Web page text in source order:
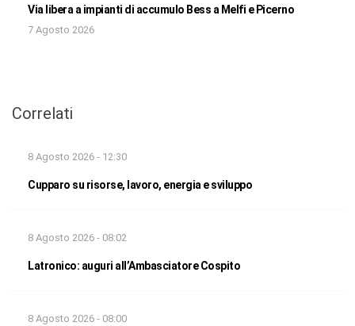
Via libera a impianti di accumulo Bess a Melfi e Picerno
7 Agosto 2026
Correlati
8 Agosto 2026 - 12:30
Cupparo su risorse, lavoro, energia e sviluppo
8 Agosto 2026 - 08:02
Latronico: auguri all’Ambasciatore Cospito
8 Agosto 2026 - 08:00